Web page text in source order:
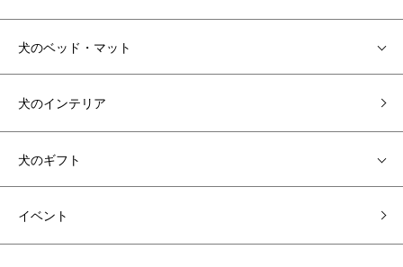
犬のベッド・マット
犬のインテリア
犬のギフト
イベント